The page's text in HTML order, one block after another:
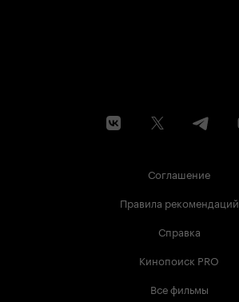
Соглашение
Правила рекомендаций
Справка
Кинопоиск PRO
Все фильмы